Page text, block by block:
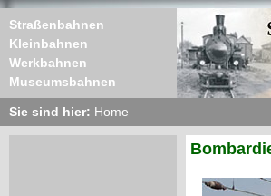
Straßenbahnen
Kleinbahnen
Werkbahnen
Museumsbahnen
Sie sind hier: Home